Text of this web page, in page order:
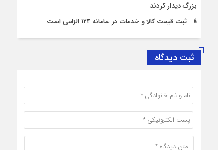
بزرگ دیدار کردند
ثبت قیمت کالا و خدمات در سامانه ۱۲۴ الزامی است
ثبت دیدگاه